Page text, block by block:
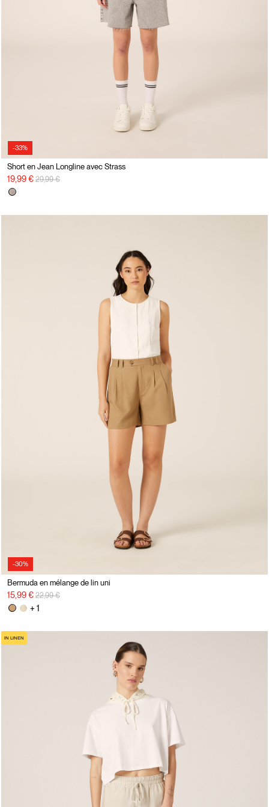
-33%
Short en Jean Longline avec Strass
19,99 € Prix réduit de
29,99 €à
-30%
Bermuda en mélange de lin uni
15,99 € Prix réduit de
22,99 €à
+ 1
IN LINEN